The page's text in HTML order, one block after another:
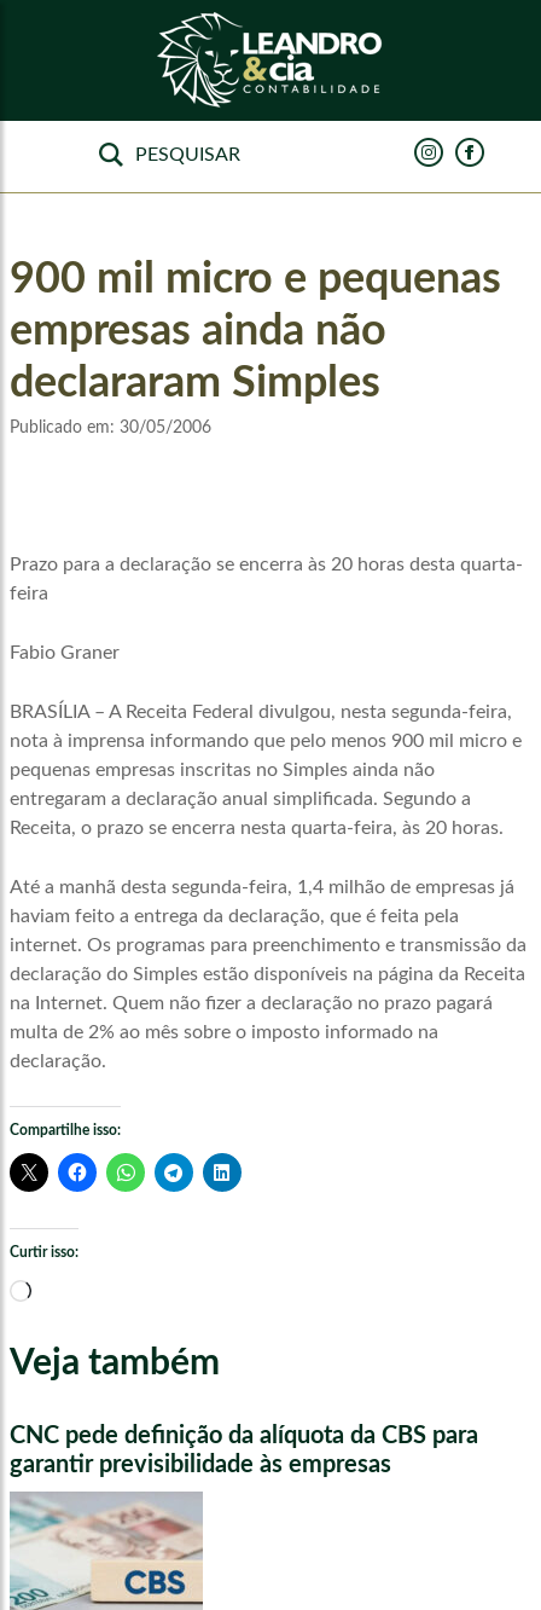
900 mil micro e pequenas
empresas ainda não
declararam Simples
Publicado em: 30/05/2006
Prazo para a declaração se encerra às 20 horas desta quarta-
feira
Fabio Graner
BRASÍLIA – A Receita Federal divulgou, nesta segunda-feira,
nota à imprensa informando que pelo menos 900 mil micro e
pequenas empresas inscritas no Simples ainda não
entregaram a declaração anual simplificada. Segundo a
Receita, o prazo se encerra nesta quarta-feira, às 20 horas.
Até a manhã desta segunda-feira, 1,4 milhão de empresas já
haviam feito a entrega da declaração, que é feita pela
internet. Os programas para preenchimento e transmissão da
declaração do Simples estão disponíveis na página da Receita
na Internet. Quem não fizer a declaração no prazo pagará
multa de 2% ao mês sobre o imposto informado na
declaração.
Compartilhe isso:
Curtir isso:
Carregando...
Veja também
CNC pede definição da alíquota da CBS para
garantir previsibilidade às empresas